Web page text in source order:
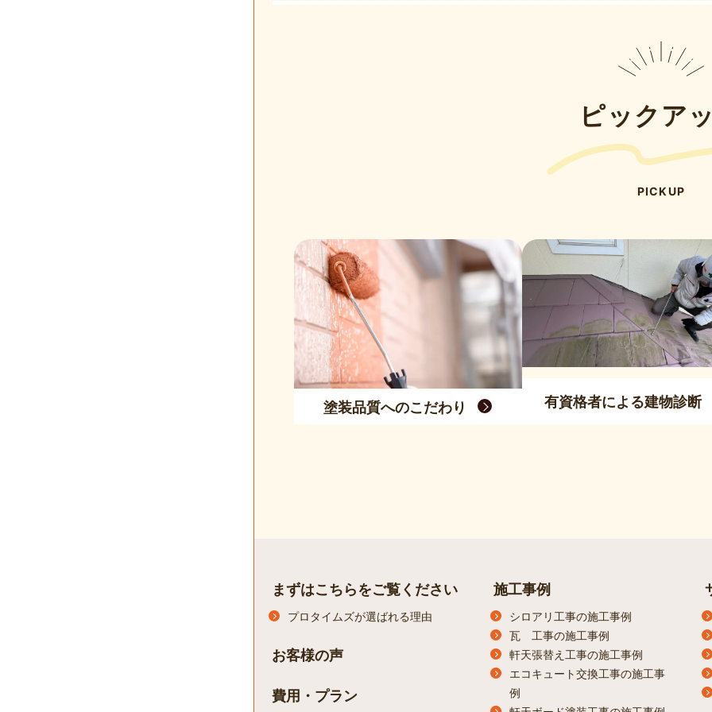
ピックア
PICKUP
塗装品質へのこだわり 有資格者による建物診断
まずはこちらをご覧ください
プロタイムズが選ばれる理由
お客様の声
費用・プラン
施工事例
シロアリ工事の施工事例
瓦 工事の施工事例
軒天張替え工事の施工事例
エコキュート交換工事の施工事
例